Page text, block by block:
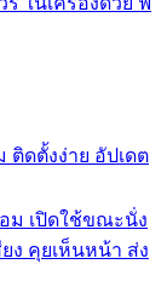
ติดตั้งง่าย อัปเดต
ม เปิดใช้ขณะนั่ง
ง คุยเห็นหน้า ส่ง